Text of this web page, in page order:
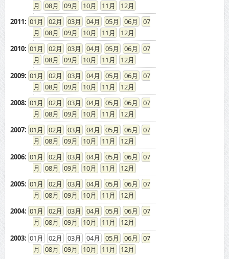
08
09 10 11
12
2011: 01 02 03 04 05 06
07
08
09 10 11
12
2010: 01 02 03 04 05 06
07
08
09 10 11
12
2009: 01 02 03 04 05 06
07
08
09 10 11
12
2008: 01 02 03 04 05 06
07
08
09 10 11
12
2007: 01 02 03 04 05 06
07
08
09 10 11
12
2006: 01 02 03 04 05 06
07
08
09 10 11
12
2005: 01 02 03 04 05 06
07
08
09 10 11
12
2004: 01 02 03 04 05 06
07
08
09 10 11
12
2003: 01 02 03 04 05 06
07
08
09 10 11 12